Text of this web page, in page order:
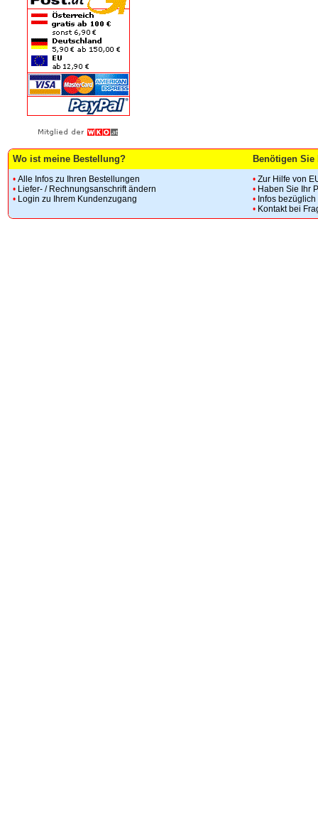
Wo ist meine Bestellung? Benötigen Sie
• Alle Infos zu Ihren Bestellungen
• Liefer- / Rechnungsanschrift ändern
• Login zu Ihrem Kundenzugang
• Zur Hilfe von
• Haben Sie Ihr
• Infos
• Kontakt bei